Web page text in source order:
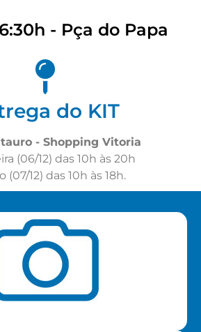
- Pça do Papa
do KIT
- Shopping Vitoria
(06/12) das 10h às 20h
(07/12) das 10h às 18h.